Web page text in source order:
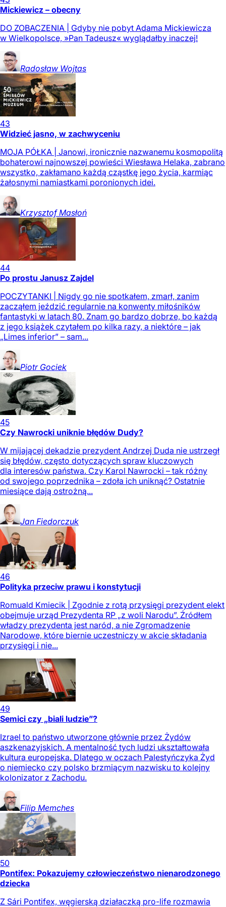
Mickiewicz – obecny
DO ZOBACZENIA | Gdyby nie pobyt Adama Mickiewicza
w Wielkopolsce, »Pan Tadeusz« wyglądałby inaczej!
Radosław Wojtas
43
Widzieć jasno, w zachwyceniu
MOJA PÓŁKA | Janowi, ironicznie nazwanemu kosmopolitą
bohaterowi najnowszej powieści Wiesława Helaka, zabrano
wszystko, zakłamano każdą cząstkę jego życia, karmiąc
żałosnymi namiastkami poronionych idei.
Krzysztof Masłoń
44
Po prostu Janusz Zajdel
POCZYTANKI | Nigdy go nie spotkałem, zmarł, zanim
zacząłem jeździć regularnie na konwenty miłośników
fantastyki w latach 80. Znam go bardzo dobrze, bo każdą
z jego książek czytałem po kilka razy, a niektóre – jak
„Limes inferior” – sam...
Piotr Gociek
45
Czy Nawrocki uniknie błędów Dudy?
W mijającej dekadzie prezydent Andrzej Duda nie ustrzegł
się błędów, często dotyczących spraw kluczowych
dla interesów państwa. Czy Karol Nawrocki – tak różny
od swojego poprzednika – zdoła ich uniknąć? Ostatnie
miesiące dają ostrożną...
Jan Fiedorczuk
46
Polityka przeciw prawu i konstytucji
Romuald Kmiecik | Zgodnie z rotą przysięgi prezydent elekt
obejmuje urząd Prezydenta RP „z woli Narodu”. Źródłem
władzy prezydenta jest naród, a nie Zgromadzenie
Narodowe, które biernie uczestniczy w akcie składania
przysięgi i nie...
49
Semici czy „biali ludzie”?
Izrael to państwo utworzone głównie przez Żydów
aszkenazyjskich. A mentalność tych ludzi ukształtowała
kultura europejska. Dlatego w oczach Palestyńczyka Żyd
o niemiecko czy polsko brzmiącym nazwisku to kolejny
kolonizator z Zachodu.
Filip Memches
50
Pontifex: Pokazujemy człowieczeństwo nienarodzonego
dziecka
Z Sári Pontifex, węgierską działaczką pro-life rozmawia